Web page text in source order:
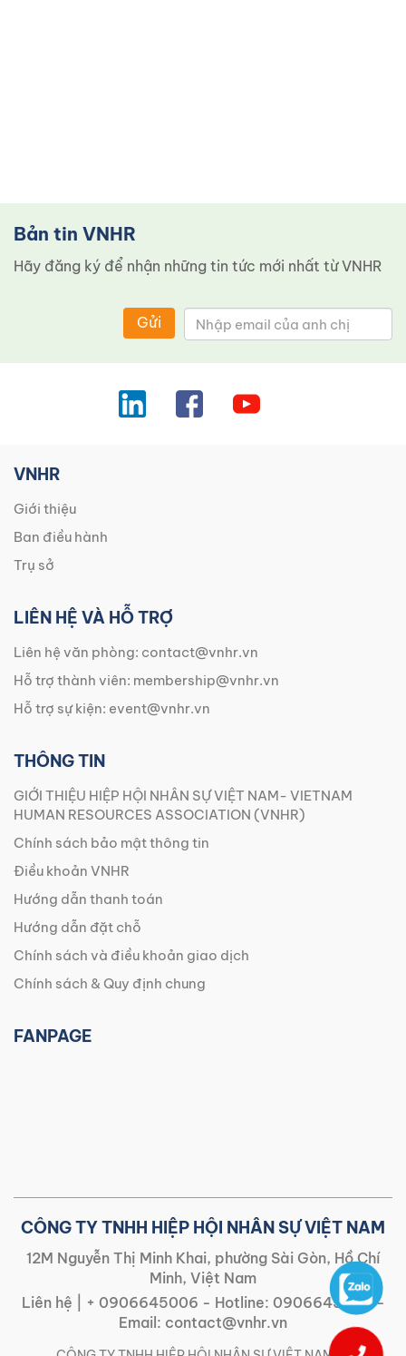
Bản tin VNHR
Hãy đăng ký để nhận những tin tức mới nhất từ ​​VNHR
Gửi
VNHR
Giới thiệu
Ban điều hành
Trụ sở
LIÊN HỆ VÀ HỖ TRỢ
Liên hệ văn phòng: contact@vnhr.vn
Hỗ trợ thành viên: membership@vnhr.vn
Hỗ trợ sự kiện: event@vnhr.vn
THÔNG TIN
GIỚI THIỆU HIỆP HỘI NHÂN SỰ VIỆT NAM- VIETNAM
HUMAN RESOURCES ASSOCIATION (VNHR)
Chính sách bảo mật thông tin
Điều khoản VNHR
Hướng dẫn thanh toán
Hướng dẫn đặt chỗ
Chính sách và điều khoản giao dịch
Chính sách & Quy định chung
FANPAGE
CÔNG TY TNHH HIỆP HỘI NHÂN SỰ VIỆT NAM
12M Nguyễn Thị Minh Khai, phường Sài Gòn, Hồ Chí
Minh, Việt Nam
Liên hệ |
+ 0906645006 - Hotline: 0906645006-
Email: contact@vnhr.vn